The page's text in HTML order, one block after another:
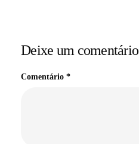
Deixe um comentário
Comentário *